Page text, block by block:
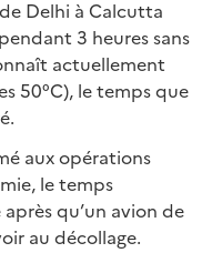
Delhi à Calcutta
3 heures sans
actuellement
50°C), le temps que
aux opérations
le temps
qu’un avion de
au décollage.